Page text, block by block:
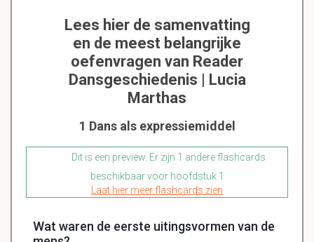
Lees hier de samenvatting
en de meest belangrijke
oefenvragen van Reader
Dansgeschiedenis | Lucia
Marthas
1 Dans als expressiemiddel
Dit is een preview. Er zijn 1 andere flashcards
beschikbaar voor hoofdstuk 1
Laat hier meer flashcards zien
Wat waren de eerste uitingsvormen van de